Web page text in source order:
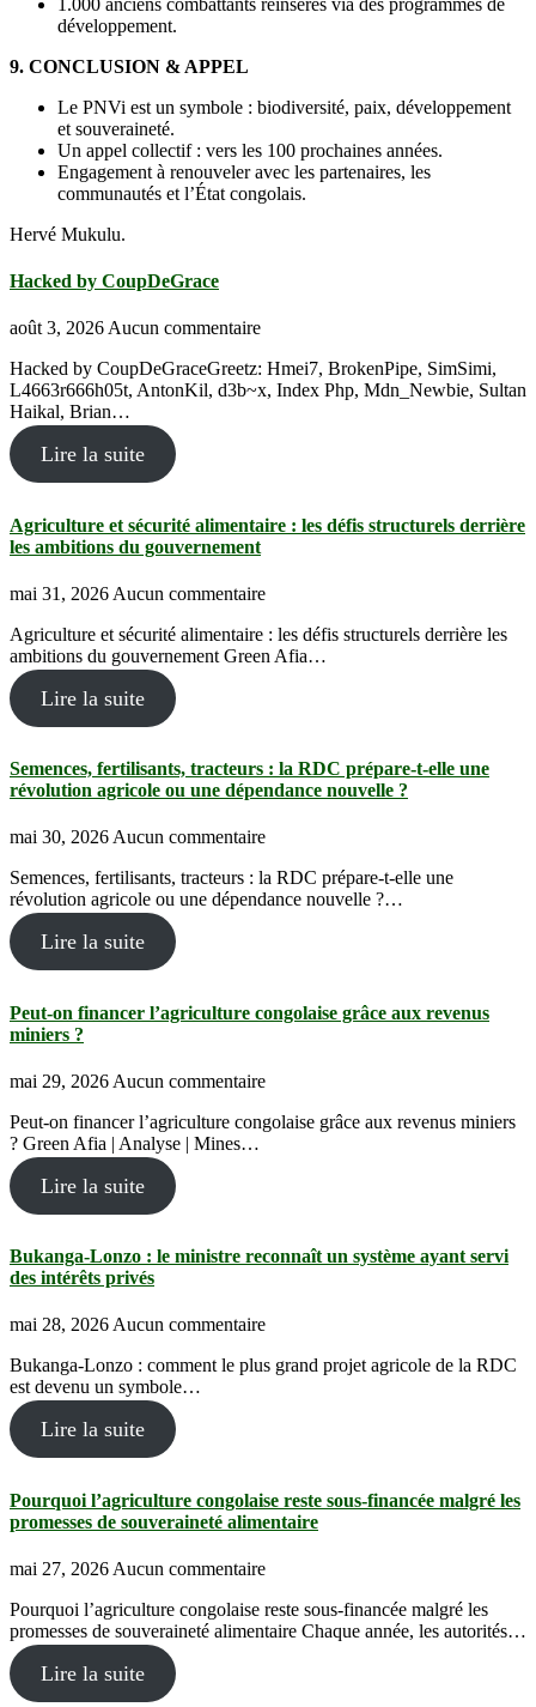
développement.
9. CONCLUSION & APPEL
Le PNVi est un symbole : biodiversité, paix, développement
et souveraineté.
Un appel collectif : vers les 100 prochaines années.
Engagement à renouveler avec les partenaires, les
communautés et l’État congolais.
Hervé Mukulu.
Hacked by CoupDeGrace
août 3, 2026 Aucun commentaire
Hacked by CoupDeGraceGreetz: Hmei7, BrokenPipe, SimSimi,
L4663r666h05t, AntonKil, d3b~x, Index Php, Mdn_Newbie, Sultan
Haikal, Brian…
Lire la suite
Agriculture et sécurité alimentaire : les défis structurels derrière
les ambitions du gouvernement
mai 31, 2026 Aucun commentaire
Agriculture et sécurité alimentaire : les défis structurels derrière les
ambitions du gouvernement Green Afia…
Lire la suite
Semences, fertilisants, tracteurs : la RDC prépare-t-elle une
révolution agricole ou une dépendance nouvelle ?
mai 30, 2026Aucun commentaire
Semences, fertilisants, tracteurs : la RDC prépare-t-elle une
révolution agricole ou une dépendance nouvelle ?…
Lire la suite
Peut-on financer l’agriculture congolaise grâce aux revenus
miniers ?
mai 29, 2026 Aucun commentaire
Peut-on financer l’agriculture congolaise grâce aux revenus miniers
? Green Afia | Analyse | Mines…
Lire la suite
Bukanga-Lonzo : le ministre reconnaît un système ayant servi
des intérêts privés
mai 28, 2026Aucun commentaire
Bukanga-Lonzo : comment le plus grand projet agricole de la RDC
est devenu un symbole…
Lire la suite
Pourquoi l’agriculture congolaise reste sous-financée malgré les
promesses de souveraineté alimentaire
mai 27, 2026 Aucun commentaire
Pourquoi l’agriculture congolaise reste sous-financée malgré les
promesses de souveraineté alimentaire Chaque année, les autorités…
Lire la suite